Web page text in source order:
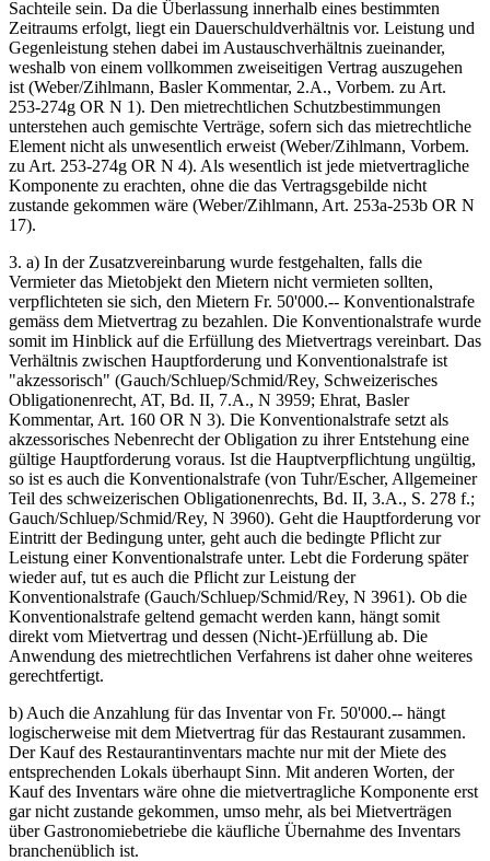
Sachteile sein. Da die Überlassung innerhalb eines bestimmten
Zeitraums erfolgt, liegt ein Dauerschuldverhältnis vor. Leistung und
Gegenleistung stehen dabei im Austauschverhältnis zueinander,
weshalb von einem vollkommen zweiseitigen Vertrag auszugehen
ist (Weber/Zihlmann, Basler Kommentar, 2.A., Vorbem. zu Art.
253-274g OR N 1). Den mietrechtlichen Schutzbestimmungen
unterstehen auch gemischte Verträge, sofern sich das mietrechtliche
Element nicht als unwesentlich erweist (Weber/Zihlmann, Vorbem.
zu Art. 253-274g OR N 4). Als wesentlich ist jede mietvertragliche
Komponente zu erachten, ohne die das Vertragsgebilde nicht
zustande gekommen wäre (Weber/Zihlmann, Art. 253a-253b OR N
17).
3. a) In der Zusatzvereinbarung wurde festgehalten, falls die
Vermieter das Mietobjekt den Mietern nicht vermieten sollten,
verpflichteten sie sich, den Mietern Fr. 50'000.-- Konventionalstrafe
gemäss dem Mietvertrag zu bezahlen. Die Konventionalstrafe wurde
somit im Hinblick auf die Erfüllung des Mietvertrags vereinbart. Das
Verhältnis zwischen Hauptforderung und Konventionalstrafe ist
"akzessorisch" (Gauch/Schluep/Schmid/Rey, Schweizerisches
Obligationenrecht, AT, Bd. II, 7.A., N 3959; Ehrat, Basler
Kommentar, Art. 160 OR N 3). Die Konventionalstrafe setzt als
akzessorisches Nebenrecht der Obligation zu ihrer Entstehung eine
gültige Hauptforderung voraus. Ist die Hauptverpflichtung ungültig,
so ist es auch die Konventionalstrafe (von Tuhr/Escher, Allgemeiner
Teil des schweizerischen Obligationenrechts, Bd. II, 3.A., S. 278 f.;
Gauch/Schluep/Schmid/Rey, N 3960). Geht die Hauptforderung vor
Eintritt der Bedingung unter, geht auch die bedingte Pflicht zur
Leistung einer Konventionalstrafe unter. Lebt die Forderung später
wieder auf, tut es auch die Pflicht zur Leistung der
Konventionalstrafe (Gauch/Schluep/Schmid/Rey, N 3961). Ob die
Konventionalstrafe geltend gemacht werden kann, hängt somit
direkt vom Mietvertrag und dessen (Nicht-)Erfüllung ab. Die
Anwendung des mietrechtlichen Verfahrens ist daher ohne weiteres
gerechtfertigt.
b) Auch die Anzahlung für das Inventar von Fr. 50'000.-- hängt
logischerweise mit dem Mietvertrag für das Restaurant zusammen.
Der Kauf des Restaurantinventars machte nur mit der Miete des
entsprechenden Lokals überhaupt Sinn. Mit anderen Worten, der
Kauf des Inventars wäre ohne die mietvertragliche Komponente erst
gar nicht zustande gekommen, umso mehr, als bei Mietverträgen
über Gastronomiebetriebe die käufliche Übernahme des Inventars
branchenüblich ist.